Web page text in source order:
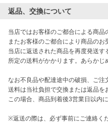
返品、交換について
当店ではお客様のご都合による商品
またお客様のご都合により商品のお
当店に返送された商品を再度発送す
所定の送料がかかります。あらかじ
なお不良品や配達途中の破損、ご注
送料は当社負担で交換または返品を
この場合、商品到着後3営業日以内
※返送の際は、必ず事前にご連絡く